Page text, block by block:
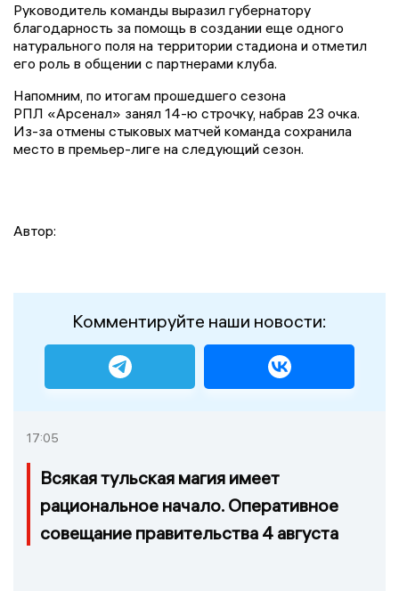
Руководитель команды выразил губернатору
благодарность за помощь в создании еще одного
натурального поля на территории стадиона и отметил
его роль в общении с партнерами клуба.
Напомним, по итогам прошедшего сезона
РПЛ «Арсенал» занял 14-ю строчку, набрав 23 очка.
Из-за отмены стыковых матчей команда сохранила
место в премьер-лиге на следующий сезон.
Автор:
Комментируйте наши новости:
17:05
Всякая тульская магия имеет
рациональное начало. Оперативное
совещание правительства 4 августа